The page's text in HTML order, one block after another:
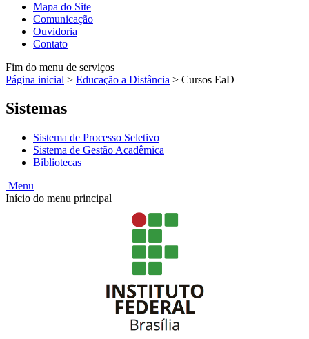
Mapa do Site
Comunicação
Ouvidoria
Contato
Fim do menu de serviços
Página inicial > Educação a Distância > Cursos EaD
Sistemas
Sistema de Processo Seletivo
Sistema de Gestão Acadêmica
Bibliotecas
Menu
Início do menu principal